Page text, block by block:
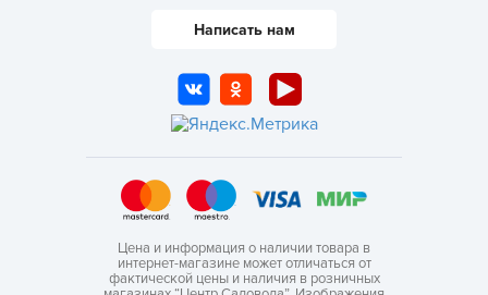
Написать нам
Цена и информация о наличии товара в
интернет-магазине может отличаться от
фактической цены и наличия в розничных